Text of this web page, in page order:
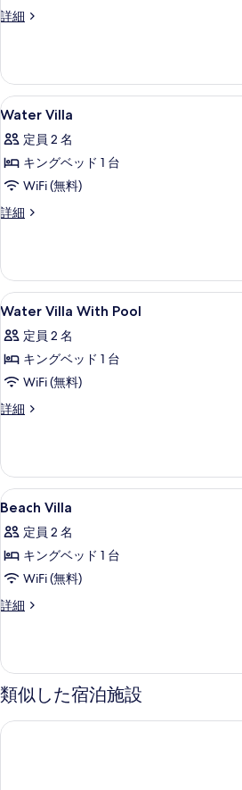
て
真
を
示
す
る
詳細
Deluxe
Pool
の
詳
Water
Villa
の
す
べ
て
真
を
表
示
す
る
エジ
14
Water Villa
定員 2 名
キングベッド 1 台
WiFi (無料)
詳細
Water
細
Water
Villa
With
Pool
の
す
の
写
真
を
表
す
エジ
11
Water Villa With Pool
定員 2 名
キングベッド 1 台
WiFi (無料)
詳細
Water
の
詳
細
Beach
Villa
の
す
べ
て
真
を
表
エジ
8
Beach Villa
定員 2 名
キングベッド 1 台
WiFi (無料)
詳細
Beach
細
類似した宿泊施設
OBLU XPERIENCE アイラフシ - オ